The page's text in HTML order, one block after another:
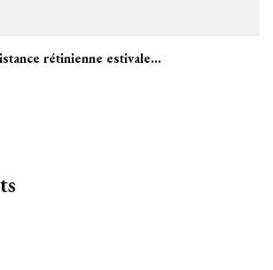
rétinienne estivale…